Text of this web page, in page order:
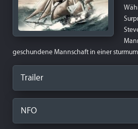
geschundene Mannschaft in einer
Trailer
NFO